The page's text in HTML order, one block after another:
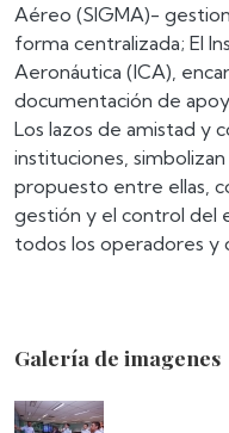
Aéreo (SIGMA)-
forma centralizada; El
Aeronáutica (ICA),
documentación de
Los lazos de amistad y
instituciones,
propuesto entre ellas,
gestión y el control del
todos los operadores y
Galería de imagenes